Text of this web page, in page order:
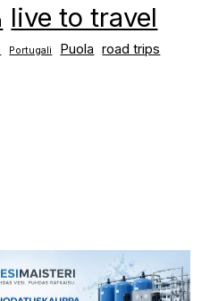
live to travel
Portugali Puola road trips